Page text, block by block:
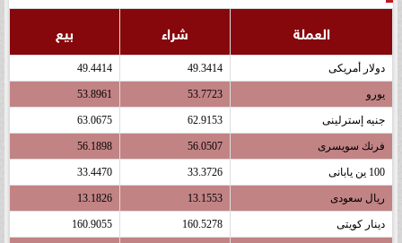
العملة شراء بيع
دولار أمريكى 49.3414
49.4414
يورو 53.7723
53.8961
جنيه إسترلينى 62.9153
63.0675
فرنك سويسرى 56.0507
56.1898
100 ين يابانى 33.3726
33.4470
ريال سعودى 13.1553
13.1826
دينار كويتى 160.5278
160.9055